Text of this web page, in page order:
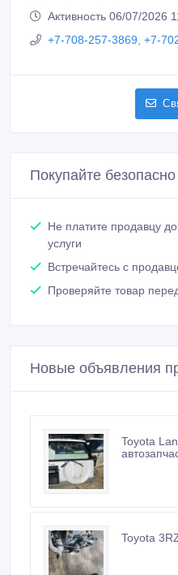
Активность 06/07/2026
+7-708-257-3869, +7-
Покупайте безопасно
Не платите продавцу
услуги
Встречайтесь с
Проверяйте товар
Новые объявления
Toyota
Toyota